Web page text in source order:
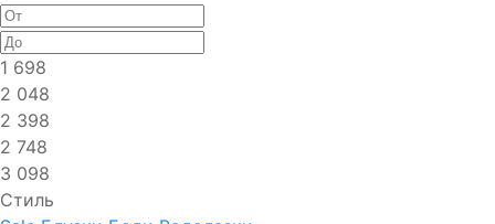
1 698
2 048
2 398
2 748
3 098
Стиль